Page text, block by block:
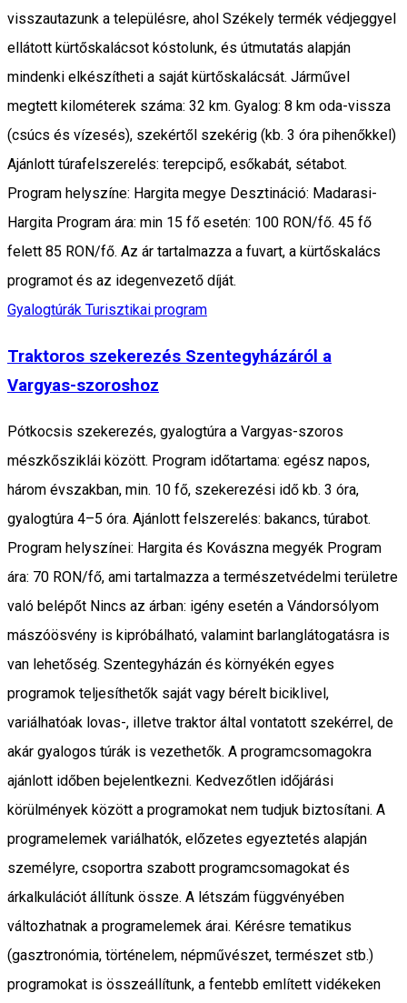
visszautazunk a településre, ahol Székely termék védjeggyel
ellátott kürtőskalácsot kóstolunk, és útmutatás alapján
mindenki elkészítheti a saját kürtőskalácsát. Járművel
megtett kilométerek száma: 32 km. Gyalog: 8 km oda-vissza
(csúcs és vízesés), szekértől szekérig (kb. 3 óra pihenőkkel)
Ajánlott túrafelszerelés: terepcipő, esőkabát, sétabot.
Program helyszíne: Hargita megye Desztináció: Madarasi-
Hargita Program ára: min 15 fő esetén: 100 RON/fő. 45 fő
felett 85 RON/fő. Az ár tartalmazza a fuvart, a kürtőskalács
programot és az idegenvezető díját.
Gyalogtúrák Turisztikai program
Traktoros szekerezés Szentegyházáról a
Vargyas-szoroshoz
Pótkocsis szekerezés, gyalogtúra a Vargyas-szoros
mészkősziklái között. Program időtartama: egész napos,
három évszakban, min. 10 fő, szekerezési idő kb. 3 óra,
gyalogtúra 4–5 óra. Ajánlott felszerelés: bakancs, túrabot.
Program helyszínei: Hargita és Kovászna megyék Program
ára: 70 RON/fő, ami tartalmazza a természetvédelmi területre
való belépőt Nincs az árban: igény esetén a Vándorsólyom
mászóösvény is kipróbálható, valamint barlanglátogatásra is
van lehetőség. Szentegyházán és környékén egyes
programok teljesíthetők saját vagy bérelt biciklivel,
variálhatóak lovas-, illetve traktor által vontatott szekérrel, de
akár gyalogos túrák is vezethetők. A programcsomagokra
ajánlott időben bejelentkezni. Kedvezőtlen időjárási
körülmények között a programokat nem tudjuk biztosítani. A
programelemek variálhatók, előzetes egyeztetés alapján
személyre, csoportra szabott programcsomagokat és
árkalkulációt állítunk össze. A létszám függvényében
változhatnak a programelemek árai. Kérésre tematikus
(gasztronómia, történelem, népművészet, természet stb.)
programokat is összeállítunk, a fentebb említett vidékeken